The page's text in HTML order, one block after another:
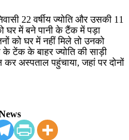
22 वर्षीय ज्योति और उसकी 11
घर में बने पानी के टैंक में पड़ा
को घर में नहीं मिले तो उनको
के टेंक के बाहर ज्योति की साड़ी
अस्पताल पहुंचाया, जहां पर दोनों